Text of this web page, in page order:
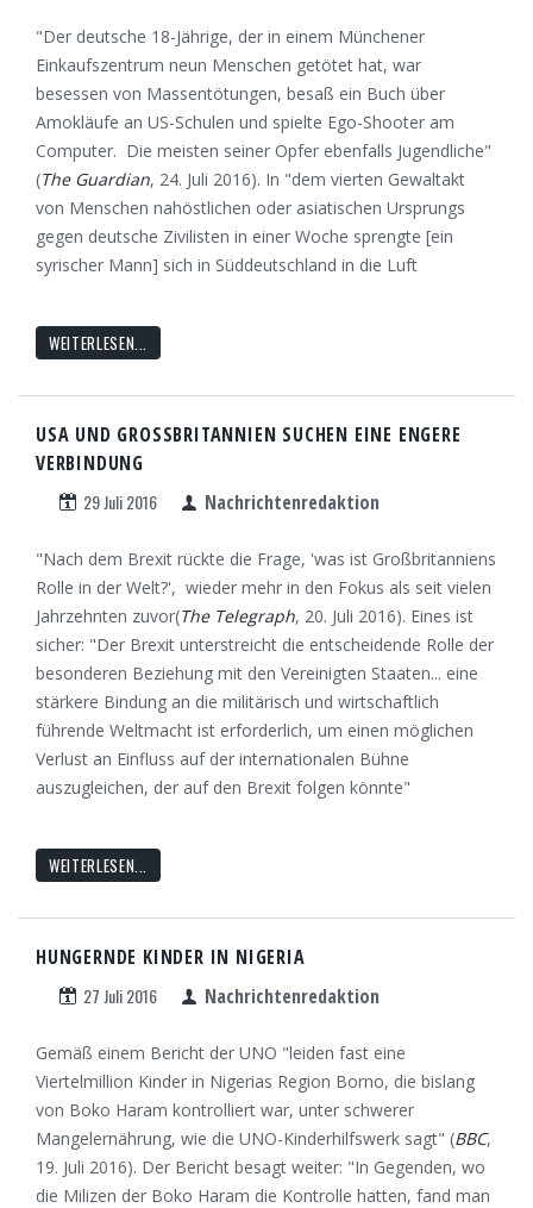
"Der deutsche 18-Jährige, der in einem Münchener
Einkaufszentrum neun Menschen getötet hat, war
besessen von Massentötungen, besaß ein Buch über
Amokläufe an US-Schulen und spielte Ego-Shooter am
Computer. Die meisten seiner Opfer ebenfalls Jugendliche"
(The Guardian, 24. Juli 2016). In "dem vierten Gewaltakt
von Menschen nahöstlichen oder asiatischen Ursprungs
gegen deutsche Zivilisten in einer Woche sprengte [ein
syrischer Mann] sich in Süddeutschland in die Luft
WEITERLESEN...
USA UND GROSSBRITANNIEN SUCHEN EINE ENGERE
VERBINDUNG
29 Juli 2016 Nachrichtenredaktion
"Nach dem Brexit rückte die Frage, 'was ist Großbritanniens
Rolle in der Welt?', wieder mehr in den Fokus als seit vielen
Jahrzehnten zuvor(The Telegraph, 20. Juli 2016). Eines ist
sicher: "Der Brexit unterstreicht die entscheidende Rolle der
besonderen Beziehung mit den Vereinigten Staaten... eine
stärkere Bindung an die militärisch und wirtschaftlich
führende Weltmacht ist erforderlich, um einen möglichen
Verlust an Einfluss auf der internationalen Bühne
auszugleichen, der auf den Brexit folgen könnte"
WEITERLESEN...
HUNGERNDE KINDER IN NIGERIA
27 Juli 2016 Nachrichtenredaktion
Gemäß einem Bericht der UNO "leiden fast eine
Viertelmillion Kinder in Nigerias Region Borno, die bislang
von Boko Haram kontrolliert war, unter schwerer
Mangelernährung, wie die UNO-Kinderhilfswerk sagt" (BBC,
19. Juli 2016). Der Bericht besagt weiter: "In Gegenden, wo
die Milizen der Boko Haram die Kontrolle hatten, fand man